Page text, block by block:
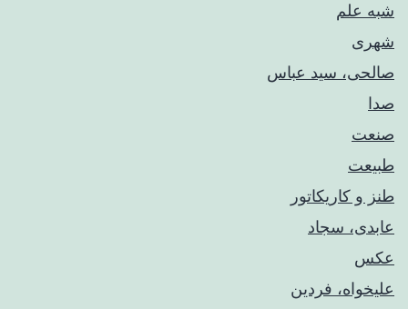
شبه علم
شهری
صالحی، سید عباس
صدا
صنعت
طبیعت
طنز و کاریکاتور
عابدی، سجاد
عکس
علیخواه، فردین